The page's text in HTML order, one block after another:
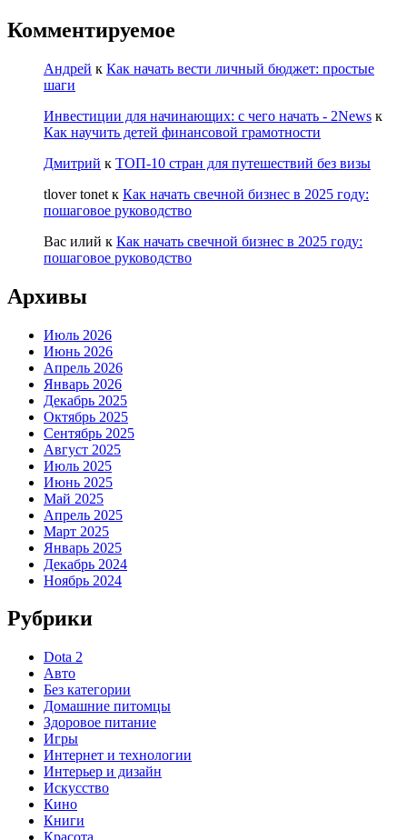
Комментируемое
Андрей к Как начать вести личный бюджет: простые
шаги
Инвестиции для начинающих: с чего начать - 2News к
Как научить детей финансовой грамотности
Дмитрий к ТОП-10 стран для путешествий без визы
tlover tonet к Как начать свечной бизнес в 2025 году:
пошаговое руководство
Вас илий к Как начать свечной бизнес в 2025 году:
пошаговое руководство
Архивы
Июль 2026
Июнь 2026
Апрель 2026
Январь 2026
Декабрь 2025
Октябрь 2025
Сентябрь 2025
Август 2025
Июль 2025
Июнь 2025
Май 2025
Апрель 2025
Март 2025
Январь 2025
Декабрь 2024
Ноябрь 2024
Рубрики
Dota 2
Авто
Без категории
Домашние питомцы
Здоровое питание
Игры
Интернет и технологии
Интерьер и дизайн
Искусство
Кино
Книги